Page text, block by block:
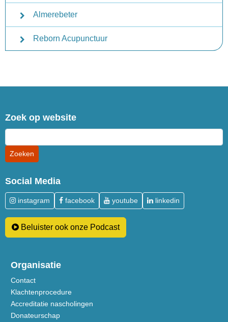
Almerebeter
Reborn Acupunctuur
Zoek op website
Social Media
instagram facebook youtube linkedin
Beluister ook onze Podcast
Organisatie
Contact
Klachtenprocedure
Accreditatie nascholingen
Donateurschap